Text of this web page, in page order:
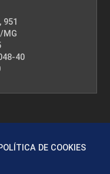
MG
40
DE COOKIES